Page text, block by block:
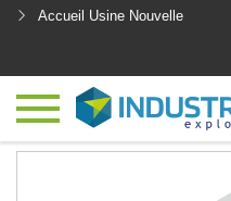
Accueil Usine Nouvelle